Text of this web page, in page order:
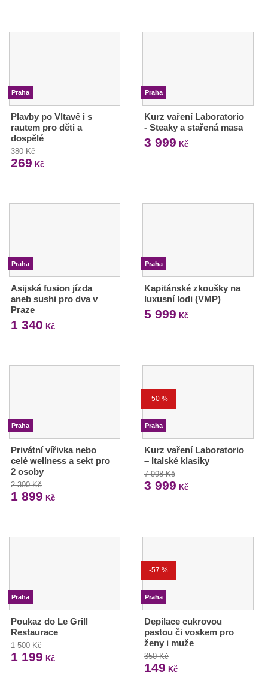
Praha
Plavby po Vltavě i s
rautem pro děti a
dospělé
380 Kč
269 Kč
Praha
Kurz vaření Laboratorio
- Steaky a stařená masa
3 999 Kč
Praha
Asijská fusion jízda
aneb sushi pro dva v
Praze
1 340 Kč
Praha
Kapitánské zkoušky na
luxusní lodi (VMP)
5 999 Kč
Praha
Privátní vířivka nebo
celé wellness a sekt pro
2 osoby
2 300 Kč
1 899 Kč
-50 %
Praha
Kurz vaření Laboratorio
– Italské klasiky
7 998 Kč
3 999 Kč
Praha
Poukaz do Le Grill
Restaurace
1 500 Kč
1 199 Kč
-57 %
Praha
Depilace cukrovou
pastou či voskem pro
ženy i muže
350 Kč
149 Kč